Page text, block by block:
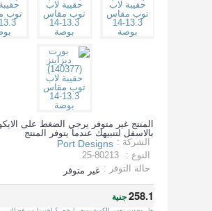
المنتج غير متوفر يرجي الضغط على
بالاسفل لتنبيهك عندما يتوفر المنتج
الشركة : Port Designs
النوع :
25-80213
حالة التوفر : غير متوفر
258.1جنية